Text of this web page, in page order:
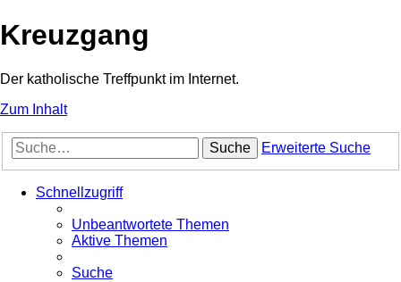
Kreuzgang
Der katholische Treffpunkt im Internet.
Zum Inhalt
Suche Erweiterte Suche
Schnellzugriff
Unbeantwortete Themen
Aktive Themen
Suche